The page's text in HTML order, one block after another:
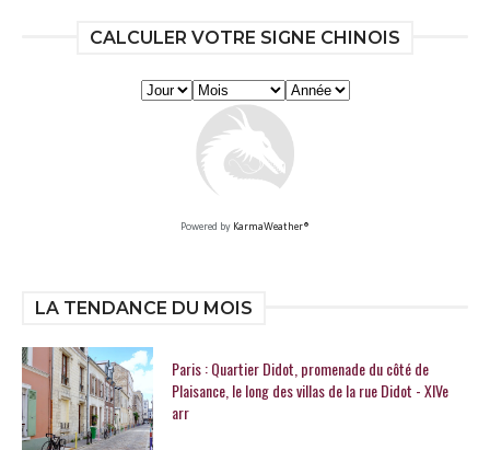
CALCULER VOTRE SIGNE CHINOIS
Powered by KarmaWeather®
LA TENDANCE DU MOIS
Paris : Quartier Didot, promenade du côté de
Plaisance, le long des villas de la rue Didot - XIVe
arr